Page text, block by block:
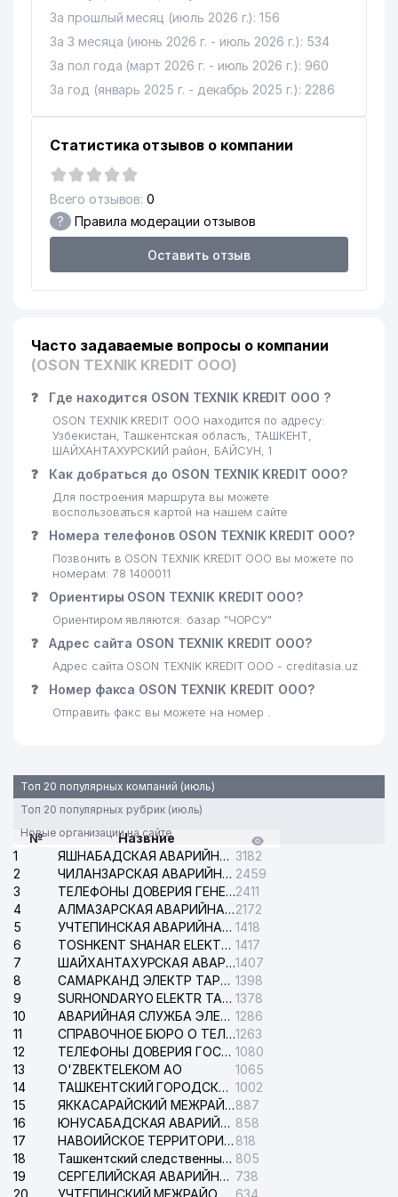
УЗБЕКГОСЦИРК
13 ABN-MB СП ООО 448 м
14
ДИРЕКЦИЯ ПО ЭКСПЛУАТАЦИИ
ЗДАНИЯ РО УЗБЕКГОСЦИРКА
470 м
15
ENTERPRISE НОУ
499 м
РЕСПУБЛИКАНСКАЯ
СПЕЦИАЛИЗИРОВАННАЯ
ХУДОЖЕСТВЕННАЯ ШКОЛА им.
П. БЕНЬКОВА
19
ТВОРЧЕСКИЙ СОЮЗ
ЖУРНАЛИСТОВ УЗБЕКИСТАНА
706 м
20 GROTEKS СП ООО 754 м
21 SHARQ TELEKOM СП ООО 774 м
23 DOKTOR SALIMOV ЧП
24 DILDORA STYLE ООО 881 м
ГОСУДАРСТВЕННЫЙ
НАЛОГОВЫЙ КОМИТЕТ
РЕСПУБЛИКИ УЗБЕКИСТАН
26 O'ZBEKTELEKOM АО 945 м
27 BUTSIFAL GROUP СП ООО 967 м
DORI-DARMON HCP ООО
За прошлый месяц (июль 2026 г.): 156
За 3 месяца (июнь 2026 г. - июль 2026 г.): 534
За пол года (март 2026 г. - июль 2026 г.): 960
За год (январь 2025 г. - декабрь 2025 г.): 2286
Статистика отзывов о компании
Всего отзывов: 0
? Правила модерации отзывов
Оставить отзыв
Часто задаваемые вопросы о компании
(OSON TEXNIK KREDIT ООО)
❓ Где находится OSON TEXNIK KREDIT ООО ?
OSON TEXNIK KREDIT ООО находится по адресу:
Узбекистан, Ташкентская область, ТАШКЕНТ,
ШАЙХАНТАХУРСКИЙ район, БАЙСУН, 1
❓ Как добраться до OSON TEXNIK KREDIT ООО?
Для построения маршрута вы можете
воспользоваться картой на нашем сайте
❓ Номера телефонов OSON TEXNIK KREDIT ООО?
Позвонить в OSON TEXNIK KREDIT ООО вы можете по
номерам: 78 1400011
❓ Ориентиры OSON TEXNIK KREDIT ООО?
Ориентиром являются: базар "ЧОРСУ"
❓ Адрес сайта OSON TEXNIK KREDIT ООО?
Адрес сайта OSON TEXNIK KREDIT ООО - creditasia.uz
❓ Номер факса OSON TEXNIK KREDIT ООО?
Отправить факс вы можете на номер .
Топ 20 популярных компаний (июль)
Топ 20 популярных рубрик (июль)
Новые организации на сайте
№
Назвние
1
ЯШНАБАДСКАЯ АВАРИЙНАЯ СЛУЖБА ЭЛЕКТРОСЕТИ 3182
2
ЧИЛАНЗАРСКАЯ АВАРИЙНАЯ СЛУЖБА ЭЛЕКТРОСЕТИ 2459
3
ТЕЛЕФОНЫ ДОВЕРИЯ ГЕНЕРАЛЬНОЙ ПРОКУРАТУРЫ РЕСПУБЛИКИ УЗБЕКИСТАН2411
4
АЛМАЗАРСКАЯ АВАРИЙНАЯ СЛУЖБА ЭЛЕКТРОСЕТИ2172
5
УЧТЕПИНСКАЯ АВАРИЙНАЯ СЛУЖБА ЭЛЕКТРОСЕТИ 1418
6
TOSHKENT SHAHAR ELEKTR TARMOQLARI KORXONASI АО 1417
7
ШАЙХАНТАХУРСКАЯ АВАРИЙНАЯ СЛУЖБА ЭЛЕКТРОСЕТИ1407
8
САМАРКАНД ЭЛЕКТР ТАРМОКЛАРИ АО 1398
9
SURHONDARYO ELEKTR TARMOKLARI АО 1378
10
АВАРИЙНАЯ СЛУЖБА ЭЛЕКТРОСЕТИ ТАШКЕНТСКОГО РАЙОНА 1286
11
СПРАВОЧНОЕ БЮРО О ТЕЛЕФОНАХ ОРГАНИЗАЦИЙ г. ТАШКЕНТА1263
12
ТЕЛЕФОНЫ ДОВЕРИЯ ГОСУДАРСТВЕННОГО ЦЕНТРА ТЕСТИРОВАНИЯ 1080
13
O'ZBEKTELEKOM АО
1065
14
ТАШКЕНТСКИЙ ГОРОДСКОЙ СУД ПО ГРАЖДАНСКИМ ДЕЛАМ 1002
15
ЯККАСАРАЙСКИЙ МЕЖРАЙОННЫЙ СУД ПО ГРАЖДАНСКИМ ДЕЛАМ887
16
ЮНУСАБАДСКАЯ АВАРИЙНАЯ СЛУЖБА ЭЛЕКТРОСЕТИ 858
17
НАВОИЙСКОЕ ТЕРРИТОРИАЛЬНОЕ ПРЕДПРИЯТИЕ ЭЛЕКТРОСЕТИ АО 818
18
Ташкентский следственный изолятор 805
19
СЕРГЕЛИЙСКАЯ АВАРИЙНАЯ СЛУЖБА ЭЛЕКТРОСЕТИ 738
20
УЧТЕПИНСКИЙ МЕЖРАЙОННЫЙ СУД ПО ГРАЖДАНСКИМ ДЕЛАМ 634